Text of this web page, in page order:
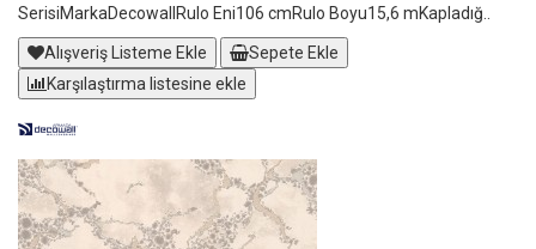
SerisiMarkaDecowallRulo Eni106 cmRulo Boyu15,6 mKapladığ..
Alışveriş Listeme Ekle
Sepete Ekle
Karşılaştırma listesine ekle